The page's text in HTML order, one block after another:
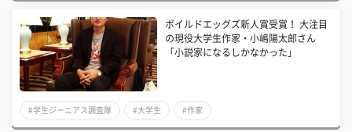
ボイルドエッグズ新人賞受賞！ 大注目
の現役大学生作家・小嶋陽太郎さん
「小説家になるしかなかった」
#学生ジーニアス調査隊 #大学生 #作家